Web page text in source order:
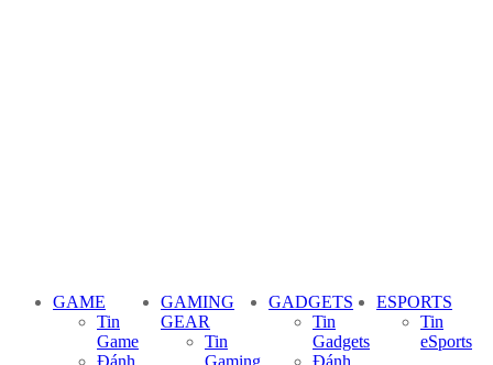
GAME
Tin
Game
Đánh
GAMING
GEAR
Tin
Gaming
GADGETS
Tin
Gadgets
Đánh
ESPORTS
Tin
eSports